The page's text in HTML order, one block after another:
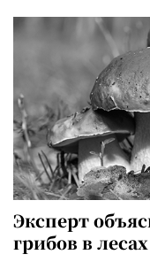
Эксперт
грибов в